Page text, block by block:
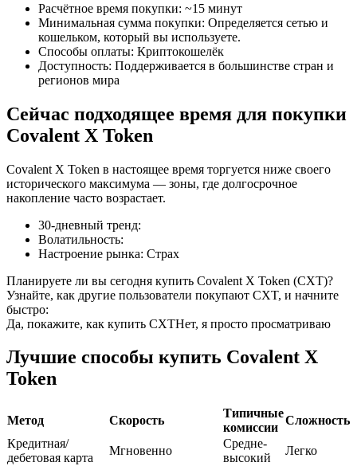
Криптовалютные фьючерсы
TradFi
сырьевые товары
USDC фьючерсы
Фьючерсы с использованием USDC в качестве
обеспечения
Расчётное время покупки: ~15 минут
Минимальная сумма покупки: Определяется сетью и
кошельком, который вы используете.
Способы оплаты: Криптокошелёк
Доступность: Поддерживается в большинстве стран и
регионов мира
Сейчас подходящее время для покупки
Covalent X Token
Covalent X Token в настоящее время торгуется ниже своего
исторического максимума — зоны, где долгосрочное
накопление часто возрастает.
30-дневный тренд:
Волатильность:
Настроение рынка: Страх
Планируете ли вы сегодня купить Covalent X Token (CXT)?
Узнайте, как другие пользователи покупают CXT, и начните
быстро:
Да, покажите, как купить CXTНет, я просто просматриваю
Лучшие способы купить Covalent X
Token
Метод Скорость
Типичные
комиссии
Сложность
Кредитная/
дебетовая карта
Мгновенно
Средне-
высокий
Легко